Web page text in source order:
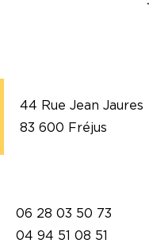
44 Rue Jean Jaures
83 600 Fréjus
06 28 03 50 73
04 94 51 08 51